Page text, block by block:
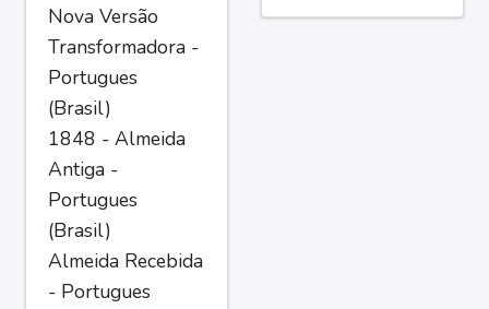
Nova Versão
Transformadora -
Portugues
(Brasil)
1848 - Almeida
Antiga -
Portugues
(Brasil)
Almeida Recebida
- Portugues